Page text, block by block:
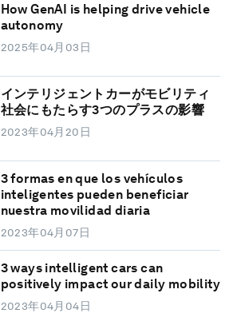
How GenAI is helping drive vehicle
autonomy
2025年04月03日
インテリジェントカーがモビリティ
社会にもたらす3つのプラスの影響
2023年04月20日
3 formas en que los vehículos
inteligentes pueden beneficiar
nuestra movilidad diaria
2023年04月07日
3 ways intelligent cars can
positively impact our daily mobility
2023年04月04日